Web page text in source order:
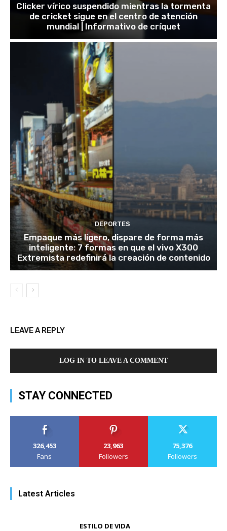
Clicker vírico suspendido mientras la tormenta
de cricket sigue en el centro de atención
mundial | Informativo de críquet
DEPORTES
Empaque más ligero, dispare de forma más
inteligente: 7 formas en que el vivo X300
Extremista redefinirá la creación de contenido
LEAVE A REPLY
LOG IN TO LEAVE A COMMENT
STAY CONNECTED
326,453
Fans
23,963
Followers
75,376
Followers
Latest Articles
ESTILO DE VIDA